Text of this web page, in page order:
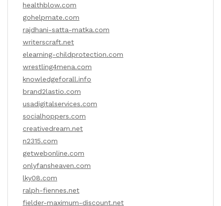
healthblow.com
gohelpmate.com
rajdhani-satta-matka.com
writerscraft.net
elearning-childprotection.com
wrestling4mena.com
knowledgeforall.info
brand2lastio.com
usadigitalservices.com
socialhoppers.com
creativedream.net
n2315.com
getwebonline.com
onlyfansheaven.com
lky08.com
ralph-fiennes.net
fielder-maximum-discount.net